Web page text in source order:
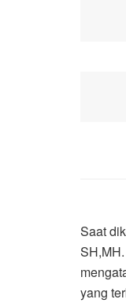
Saat
SH,MH.
yang